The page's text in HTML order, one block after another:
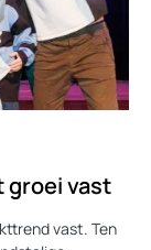
groei vast
vast. Ten